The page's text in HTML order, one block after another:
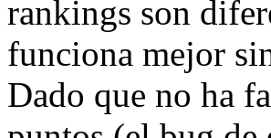
rankings son
funciona mejor
Dado que no ha